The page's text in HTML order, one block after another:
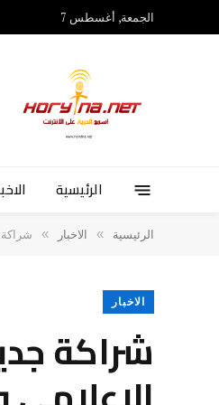
الجمعة, أغسطس 7
الرئيسية
الرئيسية » الاخبار » ‏شراكة
الاخبار
‏شراكة